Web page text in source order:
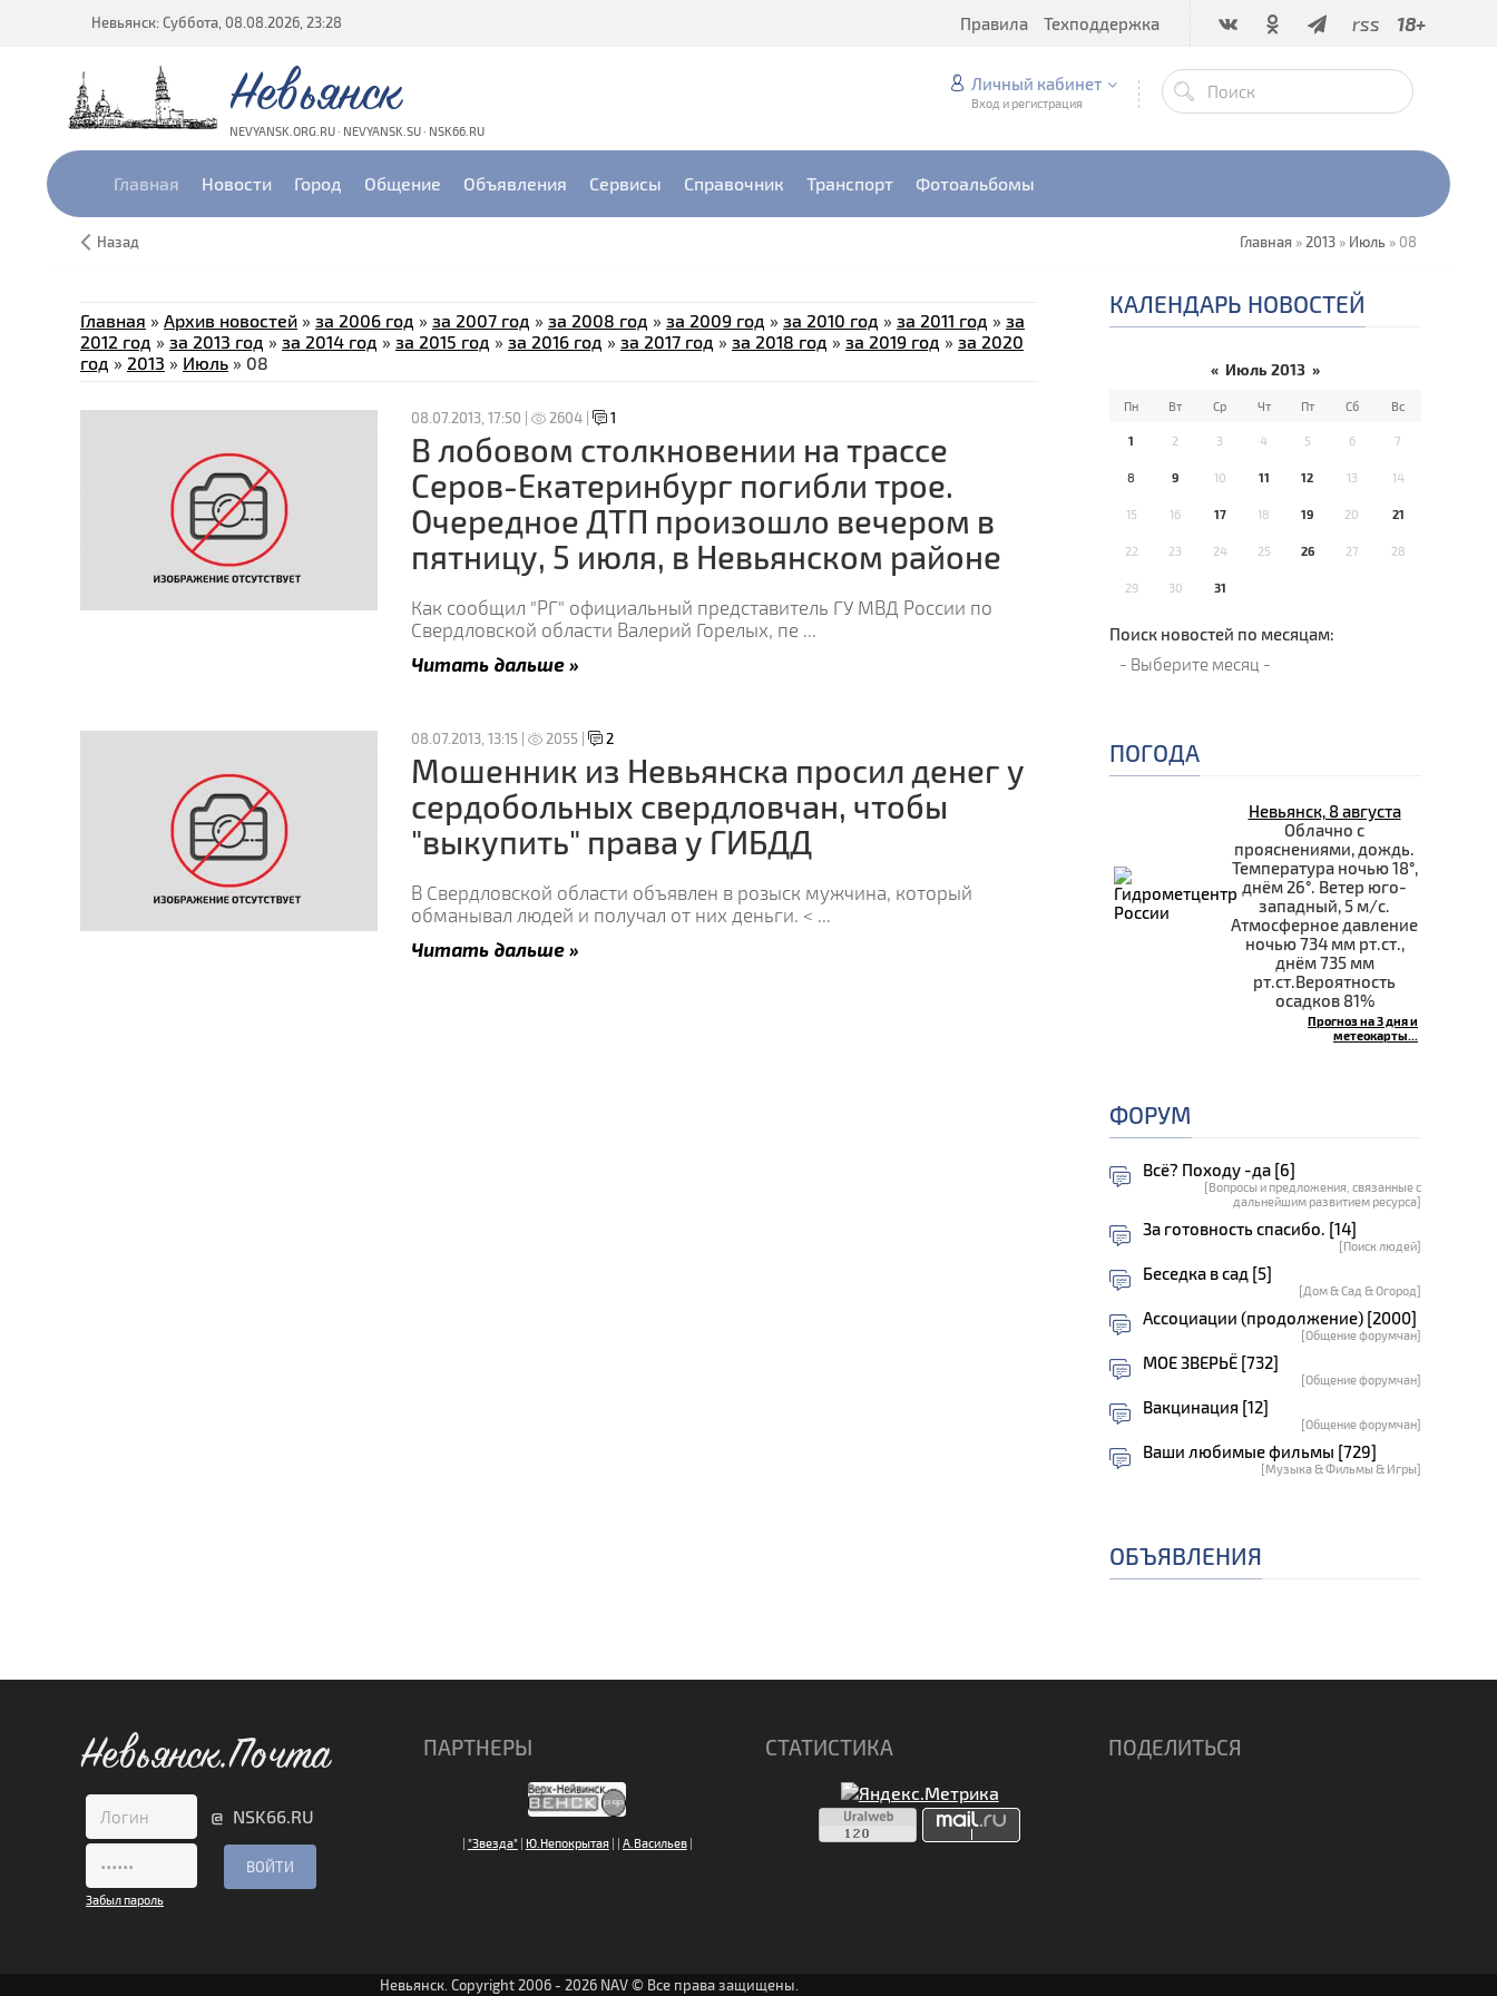
Невьянск: Суббота, 08.08.2026, 23:28 rss 18+
Правила Техподдержка
Невьянск
NEVYANSK.ORG.RU · NEVYANSK.SU · NSK66.RU
Личный кабинет
Вход и регистрация
Главная Новости Город Общение Объявления Сервисы Справочник Транспорт Фотоальбомы
Назад Главная » 2013 » Июль » 08
Главная » Архив новостей » за 2006 год » за 2007 год » за 2008 год » за 2009 год » за 2010 год » за 2011 год » за
2012 год » за 2013 год » за 2014 год » за 2015 год » за 2016 год » за 2017 год » за 2018 год » за 2019 год » за 2020
год » 2013 » Июль » 08
08.07.2013, 17:50 | 2604 | 1
В лобовом столкновении на трассе
Серов-Екатеринбург погибли трое.
Очередное ДТП произошло вечером в
пятницу, 5 июля, в Невьянском районе
Как сообщил "РГ" официальный представитель ГУ МВД России по
Свердловской области Валерий Горелых, пе ...
Читать дальше »
08.07.2013, 13:15 | 2055 | 2
Мошенник из Невьянска просил денег у
сердобольных свердловчан, чтобы
"выкупить" права у ГИБДД
В Свердловской области объявлен в розыск мужчина, который
обманывал людей и получал от них деньги. < ...
Читать дальше »
КАЛЕНДАРЬ НОВОСТЕЙ
« Июль 2013 »
Пн Вт Ср Чт Пт Сб Вс
1 2 3 4 5 6 7
8 9 10 11 12 13 14
15 16 17 18 19 20 21
22 23 24 25 26 27 28
29 30 31
Поиск новостей по месяцам:
ПОГОДА
Невьянск, 8 августа
Облачно с
прояснениями, дождь.
Температура ночью 18°,
днём 26°. Ветер юго-
западный, 5 м/с.
Атмосферное давление
ночью 734 мм рт.ст.,
днём 735 мм
рт.ст.Вероятность
осадков 81%
Прогноз на 3 дня и
метеокарты...
ФОРУМ
Всё? Походу -да [6]
[Вопросы и предложения, связанные с
дальнейшим развитием ресурса]
За готовность спасибо. [14]
[Поиск людей]
Беседка в сад [5]
[Дом & Сад & Огород]
Ассоциации (продолжение) [2000]
[Общение форумчан]
МОЕ ЗВЕРЬЁ [732]
[Общение форумчан]
Вакцинация [12]
[Общение форумчан]
Ваши любимые фильмы [729]
[Музыка & Фильмы & Игры]
ОБЪЯВЛЕНИЯ
Невьянск.Почта
@ NSK66.RU
Забыл пароль
ПАРТНЕРЫ
| "Звезда"| Ю.Непокрытая| | А.Васильев|
СТАТИСТИКА ПОДЕЛИТЬСЯ
Невьянск. Copyright 2006 - 2026 NAV © Все права защищены.